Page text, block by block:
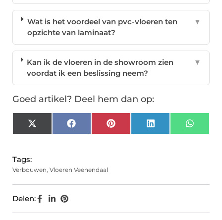
Wat is het voordeel van pvc-vloeren ten
opzichte van laminaat?
▼
Kan ik de vloeren in de showroom zien
voordat ik een beslissing neem?
▼
Goed artikel? Deel hem dan op:
X
(Twitter)
FacebookPinterest LinkedIn
Tags:
Verbouwen, Vloeren Veenendaal
Delen: